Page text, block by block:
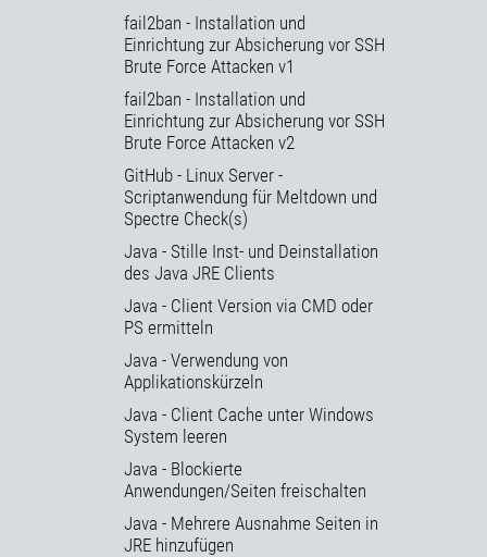
fail2ban - Installation und
Einrichtung zur Absicherung vor SSH
Brute Force Attacken v1
fail2ban - Installation und
Einrichtung zur Absicherung vor SSH
Brute Force Attacken v2
GitHub - Linux Server -
Scriptanwendung für Meltdown und
Spectre Check(s)
Java - Stille Inst- und Deinstallation
des Java JRE Clients
Java - Client Version via CMD oder
PS ermitteln
Java - Verwendung von
Applikationskürzeln
Java - Client Cache unter Windows
System leeren
Java - Blockierte
Anwendungen/Seiten freischalten
Java - Mehrere Ausnahme Seiten in
JRE hinzufügen